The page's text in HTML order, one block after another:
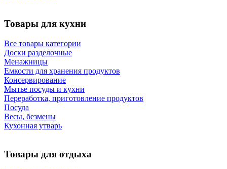
Товары для кухни
Все товары категории
Доски разделочные
Менажницы
Емкости для хранения продуктов
Консервирование
Мытье посуды и кухни
Переработка, приготовление продуктов
Посуда
Весы, безмены
Кухонная утварь
Товары для отдыха